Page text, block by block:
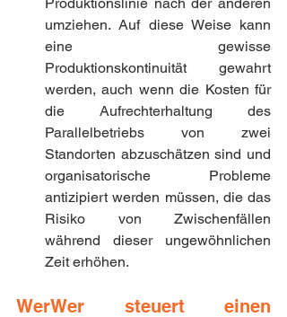
umziehen. Auf diese Weise kann
eine gewisse
Produktionskontinuität gewahrt
werden, auch wenn die Kosten für
die Aufrechterhaltung des
Parallelbetriebs von zwei
Standorten abzuschätzen sind und
organisatorische Probleme
antizipiert werden müssen, die das
Risiko von Zwischenfällen
während dieser ungewöhnlichen
Zeit erhöhen.
WerWer steuert einen